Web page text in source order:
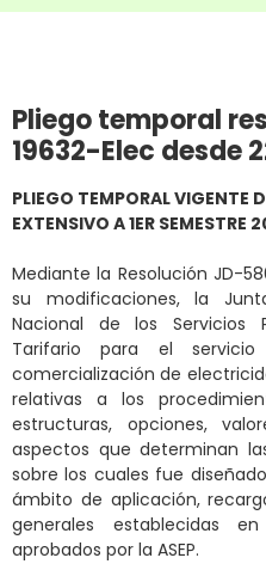
Pliego temporal
19632-Elec desde
PLIEGO TEMPORAL VIGENTE
EXTENSIVO A 1ER SEMESTRE
Mediante la Resolución JD-
su modificaciones, la
Nacional de los Servicios
Tarifario para el
comercialización de
relativas a los
estructuras, opciones,
aspectos que determinan
sobre los cuales fue
ámbito de aplicación,
generales establecidas
aprobados por la ASEP.